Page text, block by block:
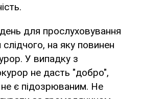
для прослуховування
слідчого, на яку повинен
У випадку з
не дасть "добро",
є підозрюваним. Не